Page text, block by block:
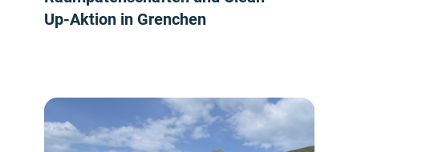
Up-Aktion in Grenchen